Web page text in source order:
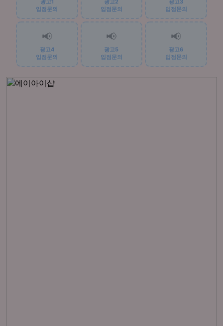
광고1
입점문의
광고2
입점문의
광고3
입점문의
📢
광고4
입점문의
📢
광고5
입점문의
📢
광고6
입점문의